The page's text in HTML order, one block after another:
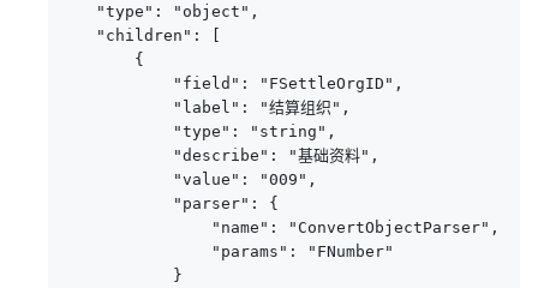
   "type": "object",
   "children": [
       {
           "field": "FSettleOrgID",
           "label": "结算组织",
           "type": "string",
           "describe": "基础资料",
           "value": "009",
           "parser": {
               "name": "ConvertObjectParser",
               "params": "FNumber"
           }